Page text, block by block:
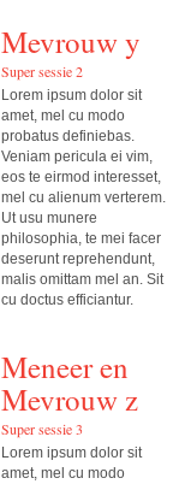
Mevrouw y
Super sessie 2
Lorem ipsum dolor sit
amet, mel cu modo
probatus definiebas.
Veniam pericula ei vim,
eos te eirmod interesset,
mel cu alienum verterem.
Ut usu munere
philosophia, te mei facer
deserunt reprehendunt,
malis omittam mel an. Sit
cu doctus efficiantur.
Meneer en
Mevrouw z
Super sessie 3
Lorem ipsum dolor sit
amet, mel cu modo